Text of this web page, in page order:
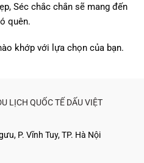
Séc chắc chắn sẽ mang đến
quên.
khớp với lựa chọn của bạn.
LỊCH QUỐC TẾ DẤU VIỆT
P. Vĩnh Tuy, TP. Hà Nội